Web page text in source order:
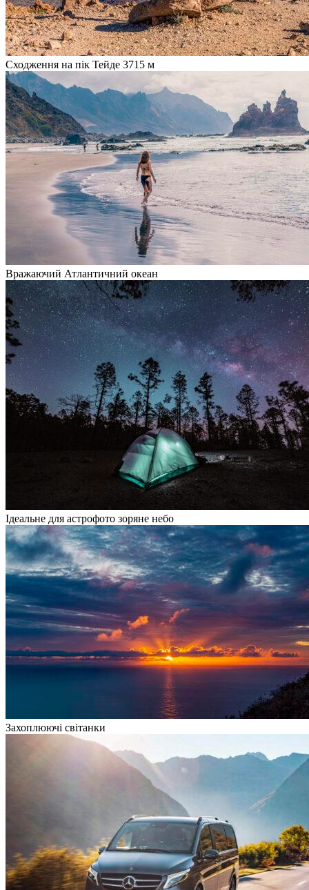
Сходження на пік Тейде 3715 м
Вражаючий Атлантичний океан
Ідеальне для астрофото зоряне небо
Захоплюючі світанки